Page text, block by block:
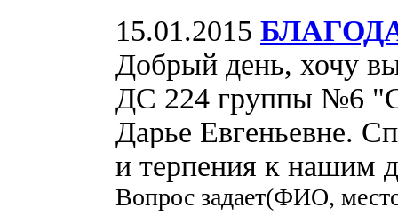
15.01.2015
Добрый день, хочу
ДС 224 группы №6
Дарье Евгеньевне.
и терпения к нашим
Вопрос задает(ФИО,